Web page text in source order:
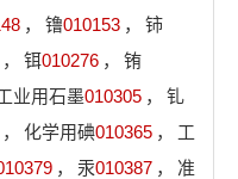
， 镥010153 ，
铈
， 铒010276 ，
铕
业用石墨010305 ，
钆
， 化学用碘010365 ，
工
， 汞010387 ，
准